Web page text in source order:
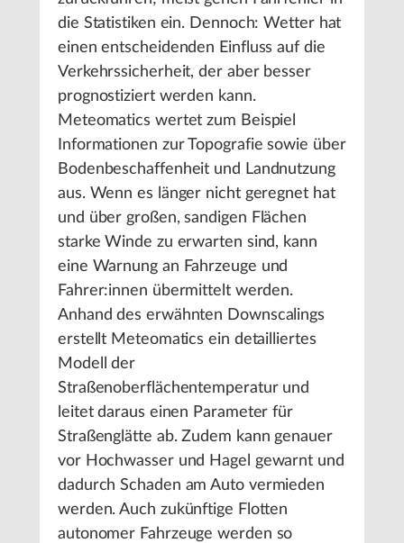
die Statistiken ein. Dennoch: Wetter hat
einen entscheidenden Einfluss auf die
Verkehrssicherheit, der aber besser
prognostiziert werden kann.
Meteomatics wertet zum Beispiel
Informationen zur Topografie sowie über
Bodenbeschaffenheit und Landnutzung
aus. Wenn es länger nicht geregnet hat
und über großen, sandigen Flächen
starke Winde zu erwarten sind, kann
eine Warnung an Fahrzeuge und
Fahrer:innen übermittelt werden.
Anhand des erwähnten Downscalings
erstellt Meteomatics ein detailliertes
Modell der
Straßenoberflächentemperatur und
leitet daraus einen Parameter für
Straßenglätte ab. Zudem kann genauer
vor Hochwasser und Hagel gewarnt und
dadurch Schaden am Auto vermieden
werden. Auch zukünftige Flotten
autonomer Fahrzeuge werden so